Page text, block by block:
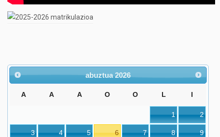
abuztua 2026
A A A O O L I
1 2
3 4 5 6 7 8 9